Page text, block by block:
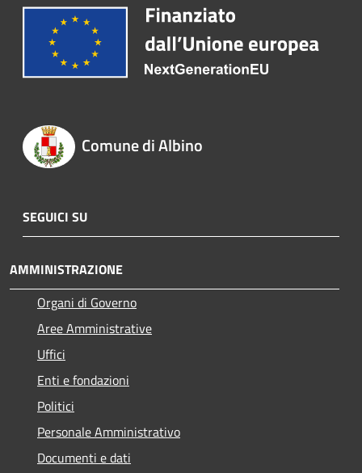
Comune di Albino
SEGUICI SU
AMMINISTRAZIONE
Organi di Governo
Aree Amministrative
Uffici
Enti e fondazioni
Politici
Personale Amministrativo
Documenti e dati